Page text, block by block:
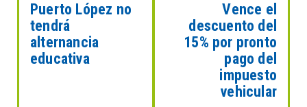
Puerto López no
tendrá
alternancia
educativa
Vence el
descuento del
15% por pronto
pago del
impuesto
vehicular